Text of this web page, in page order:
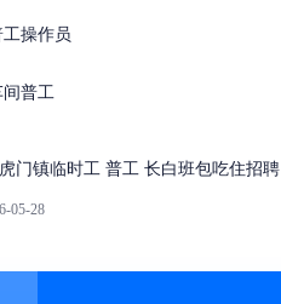
工操作员
间普工
门镇临时工 普工 长白班包吃住招聘
05-28